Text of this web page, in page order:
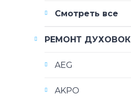
Смотреть все
РЕМОНТ ДУХОВОК
AEG
AKPO